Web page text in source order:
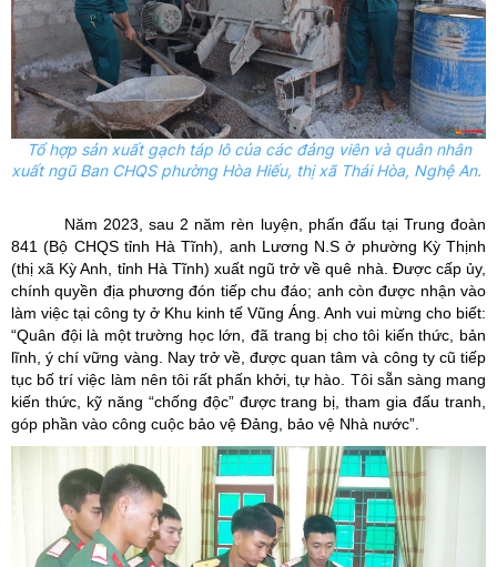
Tổ hợp sản xuất gạch táp lô của các đảng viên và quân nhân
xuất ngũ Ban CHQS phường Hòa Hiếu, thị xã Thái Hòa, Nghệ An.
Năm 2023, sau 2 năm rèn luyện, phấn đấu tại Trung đoàn
841 (Bộ CHQS tỉnh Hà Tĩnh), anh Lương N.S ở phường Kỳ Thịnh
(thị xã Kỳ Anh, tỉnh Hà Tĩnh) xuất ngũ trở về quê nhà. Được cấp ủy,
chính quyền địa phương đón tiếp chu đáo; anh còn được nhận vào
làm việc tại công ty ở Khu kinh tế Vũng Áng. Anh vui mừng cho biết:
“Quân đội là một trường học lớn, đã trang bị cho tôi kiến thức, bản
lĩnh, ý chí vững vàng. Nay trở về, được quan tâm và công ty cũ tiếp
tục bố trí việc làm nên tôi rất phấn khởi, tự hào. Tôi sẵn sàng mang
kiến thức, kỹ năng “chống độc” được trang bị, tham gia đấu tranh,
góp phần vào công cuộc bảo vệ Đảng, bảo vệ Nhà nước”.